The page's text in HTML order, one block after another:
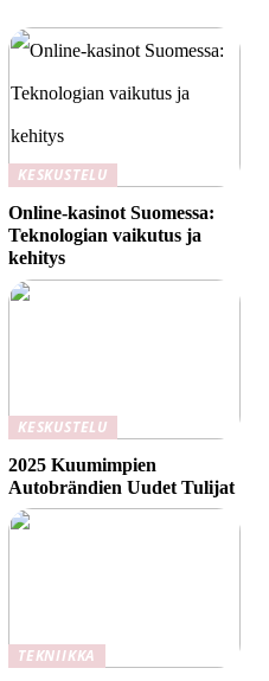
KESKUSTELU
Online-kasinot Suomessa:
Teknologian vaikutus ja
kehitys
KESKUSTELU
2025 Kuumimpien
Autobrändien Uudet Tulijat
TEKNIIKKA